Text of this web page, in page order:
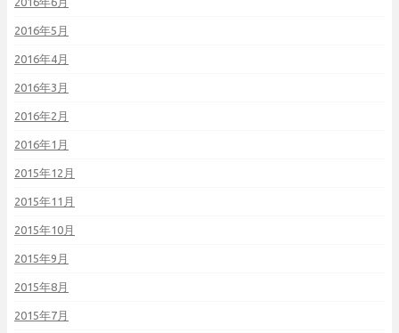
2016年5月
2016年4月
2016年3月
2016年2月
2016年1月
2015年12月
2015年11月
2015年10月
2015年9月
2015年8月
2015年7月